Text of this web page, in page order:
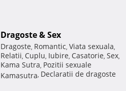
Dragoste & Sex
Dragoste, Romantic, Viata sexuala,
Relatii, Cuplu, Iubire, Casatorie, Sex,
Kama Sutra, Pozitii sexuale
Kamasutra, Declaratii de dragoste